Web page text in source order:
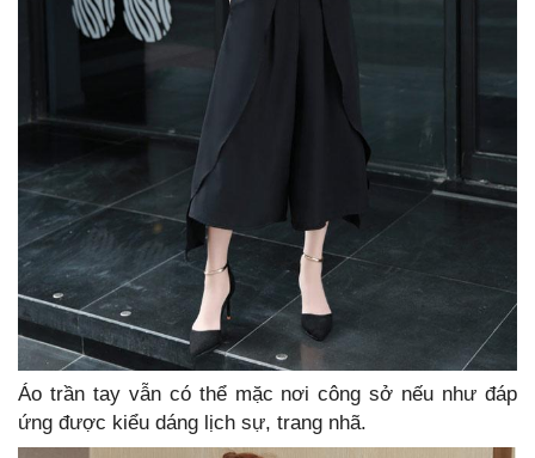
Áo trần tay vẫn có thể mặc nơi công sở nếu như đáp
ứng được kiểu dáng lịch sự, trang nhã.